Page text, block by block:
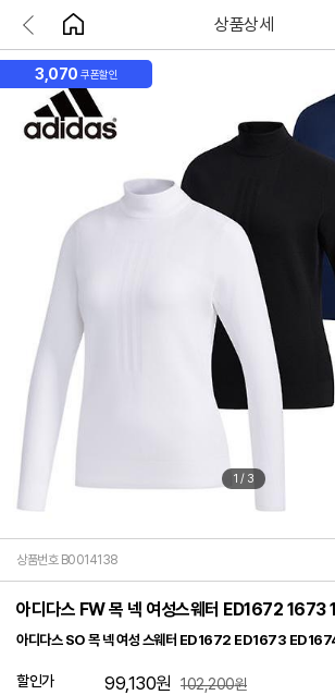
상품상세
3,070 쿠폰할인
1 / 3
상품번호 B0014138
아디다스 FW 목 넥 여성스웨터 ED1672 1673
아디다스 SO 목 넥 여성 스웨터 ED1672 ED1673
할인가 99,130원 102,200원